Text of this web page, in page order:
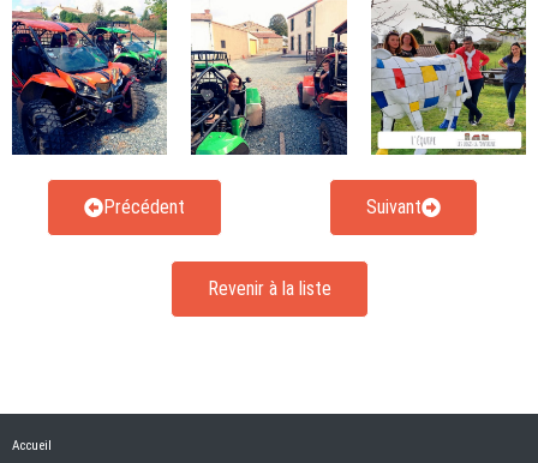
Précédent
Revenir à la liste
Suivant
Accueil